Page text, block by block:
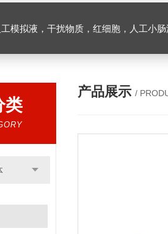
工模拟液，干扰物质，红细胞，人工小
类
产品展示 /